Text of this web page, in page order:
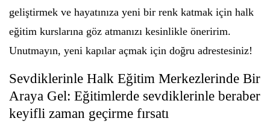
geliştirmek ve hayatınıza yeni bir renk katmak için halk
eğitim kurslarına göz atmanızı kesinlikle öneririm.
Unutmayın, yeni kapılar açmak için doğru adrestesiniz!
Sevdiklerinle Halk Eğitim Merkezlerinde Bir
Araya Gel: Eğitimlerde sevdiklerinle beraber
keyifli zaman geçirme fırsatı